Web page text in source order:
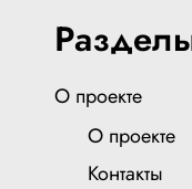
О проекте
О проекте
Контакты